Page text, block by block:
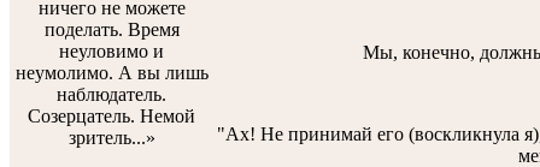
ничего не можете
поделать. Время
неуловимо и
неумолимо. А вы лишь
наблюдатель.
Созерцатель. Немой
зритель...»
Мы, конечно,
"Ах! Не принимай его (воскликнула